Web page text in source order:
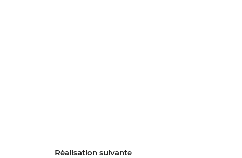
Réalisation suivante